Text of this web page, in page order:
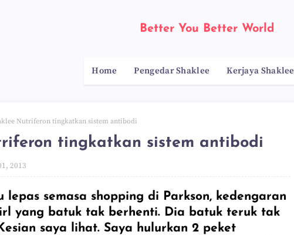
Better You Better World
Home Pengedar Shaklee Kerjaya Shaklee
Nutriferon tingkatkan sistem antibodi
tingkatkan sistem antibodi
2013
lepas semasa shopping di Parkson, kedengaran
yang batuk tak berhenti. Dia batuk teruk tak
saya lihat. Saya hulurkan 2 peket